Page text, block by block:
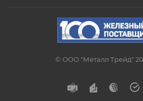
© ООО "Металл Трейд"